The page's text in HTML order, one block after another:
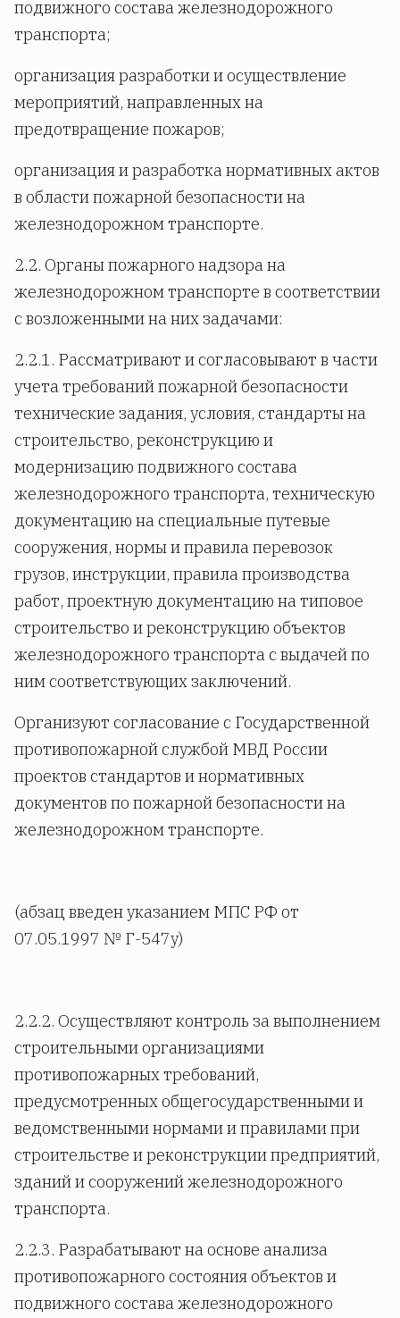
подвижного состава железнодорожного
транспорта;
организация разработки и осуществление
мероприятий, направленных на
предотвращение пожаров;
организация и разработка нормативных актов
в области пожарной безопасности на
железнодорожном транспорте.
2.2. Органы пожарного надзора на
железнодорожном транспорте в соответствии
с возложенными на них задачами:
2.2.1. Рассматривают и согласовывают в части
учета требований пожарной безопасности
технические задания, условия, стандарты на
строительство, реконструкцию и
модернизацию подвижного состава
железнодорожного транспорта, техническую
документацию на специальные путевые
сооружения, нормы и правила перевозок
грузов, инструкции, правила производства
работ, проектную документацию на типовое
строительство и реконструкцию объектов
железнодорожного транспорта с выдачей по
ним соответствующих заключений.
Организуют согласование с Государственной
противопожарной службой МВД России
проектов стандартов и нормативных
документов по пожарной безопасности на
железнодорожном транспорте.
(абзац введен указанием МПС РФ от
07.05.1997 № Г-547у)
2.2.2. Осуществляют контроль за выполнением
строительными организациями
противопожарных требований,
предусмотренных общегосударственными и
ведомственными нормами и правилами при
строительстве и реконструкции предприятий,
зданий и сооружений железнодорожного
транспорта.
2.2.3. Разрабатывают на основе анализа
противопожарного состояния объектов и
подвижного состава железнодорожного